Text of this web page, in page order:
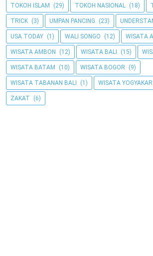
TOKOH ISLAM (29) TOKOH NASIONAL (18)
TRICK (3) UMPAN PANCING (23)
USA TODAY (1) WALI SONGO (12) WISATA
WISATA AMBON (12) WISATA BALI (15)
WISATA BATAM (10) WISATA BOGOR (9)
WISATA TABANAN BALI (1) WISATA
ZAKAT (6)